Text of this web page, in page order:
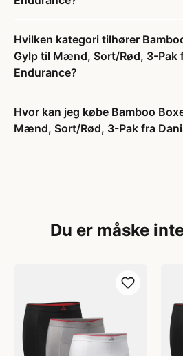
Hvilken kategori tilhører
Gylp til Mænd, Sort/Rød, 3-Pak
Endurance?
Hvor kan jeg købe Bamboo
Mænd, Sort/Rød, 3-Pak fra
Du er måske